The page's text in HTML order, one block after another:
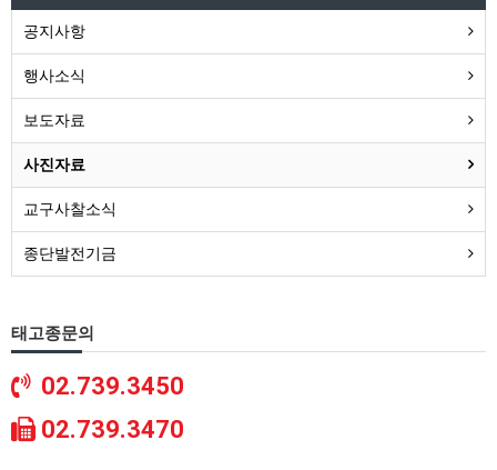
공지사항
행사소식
보도자료
사진자료
교구사찰소식
종단발전기금
태고종문의
02.739.3450
02.739.3470